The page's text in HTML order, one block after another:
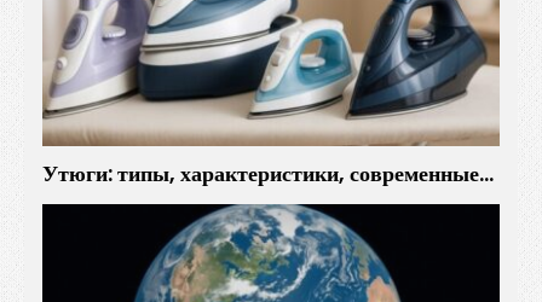
Утюги: типы, характеристики, современные…